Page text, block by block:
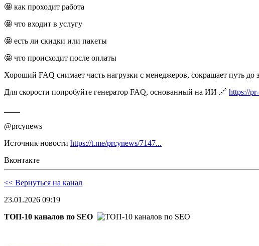
🤩 как проходит работа
🤩 что входит в услугу
🤩 есть ли скидки или пакеты
🤩 что происходит после оплаты
Хороший FAQ снимает часть нагрузки с менеджеров, сокращает путь
Для скорости попробуйте генератор FAQ, основанный на ИИ 🔗 https://
@prcynews
Источник новости https://t.me/prcynews/7147...
Вконтакте
<< Вернуться на канал
23.01.2026 09:19
ТОП-10 каналов по SEO